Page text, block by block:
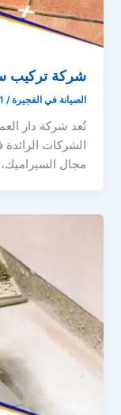
شركة تركيب
الصيانة في الفجيرة/
21
تُعد شركة دار
الشركات
مجال السيراميك،